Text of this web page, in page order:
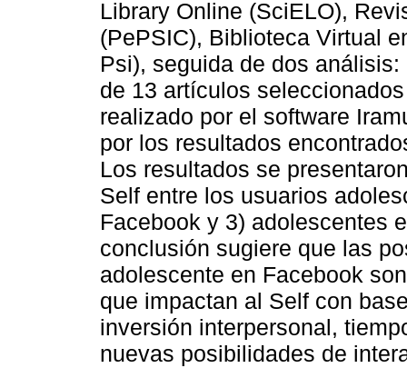
Library Online (SciELO),
(PePSIC), Biblioteca Virtual
Psi), seguida de dos
de 13 artículos
realizado por el software
por los resultados
Los resultados se
Self entre los usuarios
Facebook y 3) adolescentes
conclusión sugiere que las
adolescente en Facebook
que impactan al Self con
inversión interpersonal,
nuevas posibilidades de